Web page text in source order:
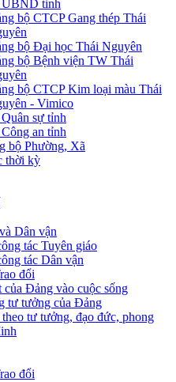
tỉnh
bộ CTCP Gang thép Thái
bộ Đại học Thái Nguyên
bộ Bệnh viện TW Thái
bộ CTCP Kim loại màu Thái
- Vimico
sự tỉnh
an tỉnh
bộ Phường, Xã
thời kỳ
Dân vận
tác Tuyên giáo
tác Dân vận
đổi
Đảng vào cuộc sống
tư tưởng của Đảng
tư tưởng, đạo đức, phong
đổi